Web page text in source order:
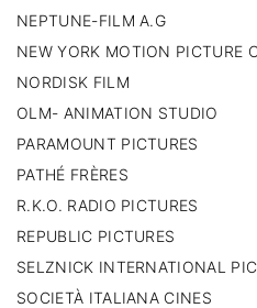
NEPTUNE-FILM A.G
NEW YORK MOTION PICTURE
NORDISK FILM
OLM- ANIMATION STUDIO
PARAMOUNT PICTURES
PATHÉ FRÈRES
R.K.O. RADIO PICTURES
REPUBLIC PICTURES
SELZNICK INTERNATIONAL
SOCIETÀ ITALIANA CINES